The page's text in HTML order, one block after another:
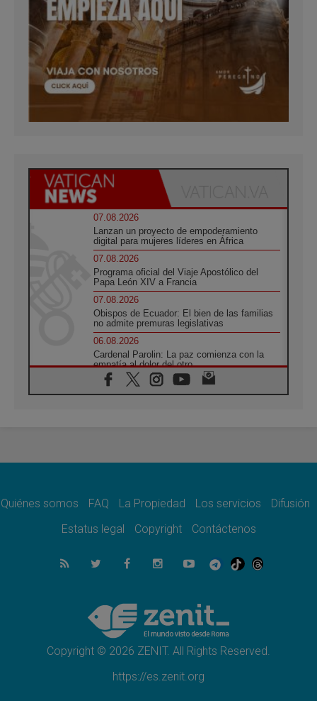
07.08.2026
Lanzan un proyecto de empoderamiento
digital para mujeres líderes en África
07.08.2026
Programa oficial del Viaje Apostólico del
Papa León XIV a Francia
07.08.2026
Obispos de Ecuador: El bien de las familias
no admite premuras legislativas
06.08.2026
Cardenal Parolin: La paz comienza con la
empatía al dolor del otro
06.08.2026
Fray Marco Vianelli: Aprender el Evangelio
06.08.2026
06.08.2026
medio de tensiones y ataques en el sur del
06.08.2026
Hiroshima y Nagasaki, 81 años después.
Pizzaballa en Asís: los cristianos quieren
paz
Quiénes somos FAQ La Propiedad Los servicios
Difusión
Estatus legal
Copyright Contáctenos
Copyright © 2026 ZENIT. All Rights Reserved.
https://es.zenit.org